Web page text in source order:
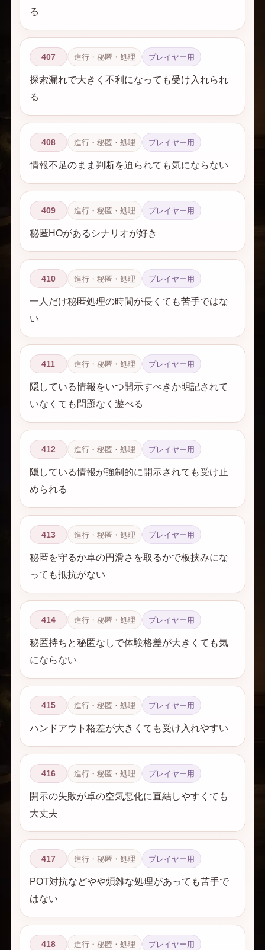
る
407 進行・秘匿・処理 プレイヤー用
探索漏れで大きく不利になっても受け入れられ
る
408 進行・秘匿・処理 プレイヤー用
情報不足のまま判断を迫られても気にならない
409 進行・秘匿・処理 プレイヤー用
秘匿HOがあるシナリオが好き
410 進行・秘匿・処理 プレイヤー用
一人だけ秘匿処理の時間が長くても苦手ではな
い
411 進行・秘匿・処理 プレイヤー用
隠している情報をいつ開示すべきか明記されて
いなくても問題なく遊べる
412 進行・秘匿・処理 プレイヤー用
隠している情報が強制的に開示されても受け止
められる
413 進行・秘匿・処理 プレイヤー用
秘匿を守るか卓の円滑さを取るかで板挟みにな
っても抵抗がない
414 進行・秘匿・処理 プレイヤー用
秘匿持ちと秘匿なしで体験格差が大きくても気
にならない
415 進行・秘匿・処理 プレイヤー用
ハンドアウト格差が大きくても受け入れやすい
416 進行・秘匿・処理 プレイヤー用
開示の失敗が卓の空気悪化に直結しやすくても
大丈夫
417 進行・秘匿・処理 プレイヤー用
POT対抗などやや煩雑な処理があっても苦手で
はない
418 進行・秘匿・処理 プレイヤー用